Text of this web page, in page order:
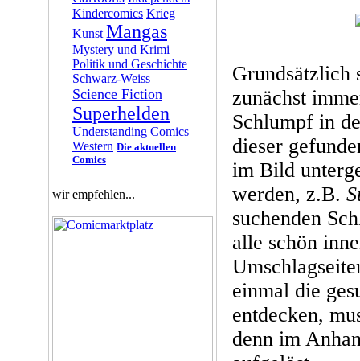
Kindercomics Krieg
Kunst Mangas
Mystery und Krimi
Politik und Geschichte
Schwarz-Weiss
Science Fiction
Superhelden
Understanding Comics
Western Die aktuellen
Comics
wir empfehlen...
Grundsätzlich
zunächst
Schlumpf in
dieser
im Bild
werden, z.B.
suchenden
alle schön
einmal die
entdecken,
denn im